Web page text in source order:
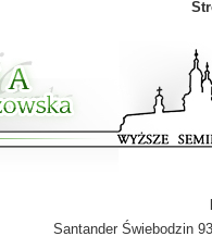
Santander Świebodzin